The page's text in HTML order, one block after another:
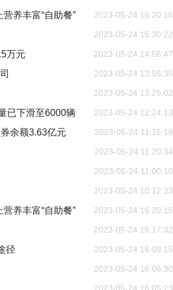
2023-05-24 16:20:16
养丰富“自助餐”
2023-05-24 15:30:22
2023-05-24 14:56:47
万元
2023-05-24 13:55:35
2023-05-24 13:25:02
2023-05-24 12:24:13
已下滑至6000辆
2023-05-24 11:16:19
余额3.63亿元
2023-05-24 11:20:34
2023-05-24 11:00:10
2023-05-24 10:12:23
2023-05-24 16:20:16
养丰富“自助餐”
2023-05-24 16:17:32
2023-05-24 16:09:15
径
2023-05-24 16:06:30